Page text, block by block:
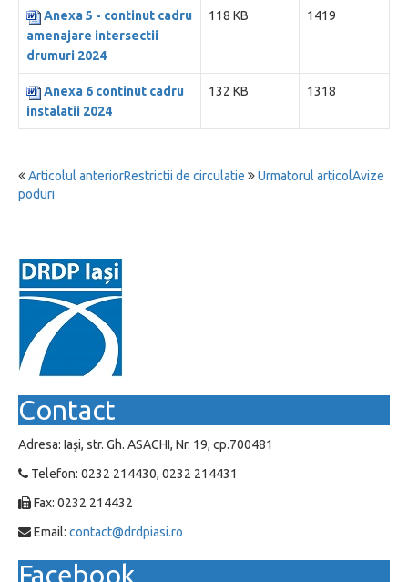
Anexa 5 - continut cadru
amenajare intersectii
drumuri 2024
118 KB 1419
Anexa 6 continut cadru
instalatii 2024
132 KB 1318
Articolul anteriorRestrictii de circulatie Urmatorul articolAvize
poduri
Contact
Adresa: Iaşi, str. Gh. ASACHI, Nr. 19, cp.700481
Telefon: 0232 214430, 0232 214431
Fax: 0232 214432
Email: contact@drdpiasi.ro
Facebook